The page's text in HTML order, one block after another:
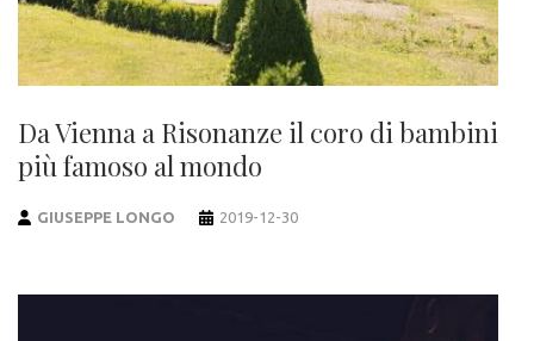
Da Vienna a Risonanze il coro di bambini
più famoso al mondo
GIUSEPPE LONGO 2019-12-30